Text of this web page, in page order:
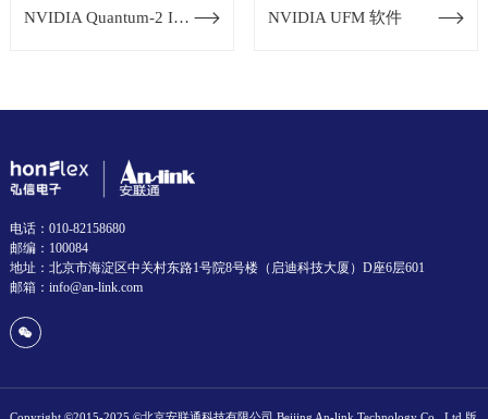
NVIDIA Quantum-2 InfiniBand 交换机系列 NVIDIA UFM 软件
电话：010-82158680
邮编：100084
地址：北京市海淀区中关村东路1号院8号楼（启迪科技大厦）D座6层601
邮箱：info@an-link.com